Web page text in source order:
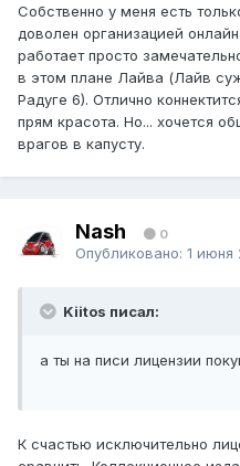
Собственно у меня есть
доволен организацией
работает просто
в этом плане Лайва (Лайв
Радуге 6). Отлично
прям красота. Но... хочется
врагов в капусту.
Nash 0
Опубликовано: 1 июня
Kiitos писал:
а ты на писи лицензии
К счастью исключительно